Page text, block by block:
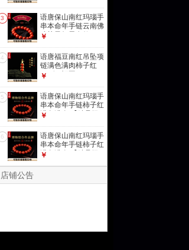
一证】
3
语唐保山南红玛瑙手
串本命年手链云南佛
珠柿子红男女款
证】10.5mm
￥
4
语唐福豆南红吊坠项
链满色满肉柿子红
925银 福豆
￥
5
语唐保山南红玛瑙手
串本命年手链柿子红
满色满肉 【精品级
￥
6
语唐保山南红玛瑙手
串本命年手链柿子红
满色满肉 【精品级
￥
店铺公告